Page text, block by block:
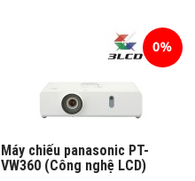
Máy chiếu panasonic PT-
VW360 (Công nghệ LCD)
0%